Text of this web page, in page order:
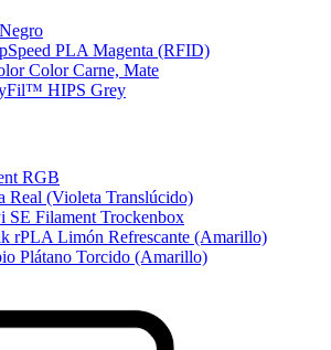
PLA Magenta (RFID)
Color Carne, Mate
HIPS Grey
RGB
Real (Violeta Translúcido)
SE Filament Trockenbox
rPLA Limón Refrescante (Amarillo)
Plátano Torcido (Amarillo)